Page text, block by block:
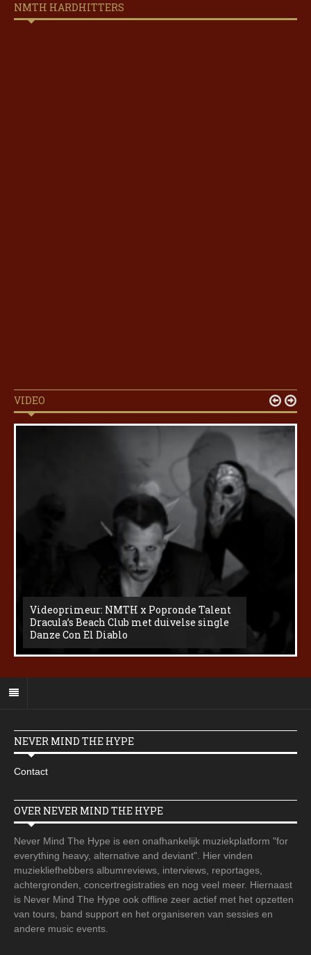
NMTH HARDHITTERS
VIDEO
Videoprimeur: NMTH x Popronde Talent
Dracula’s Beach Club met duivelse single
Danze Con El Diablo
 
NEVER MIND THE HYPE
Contact
OVER NEVER MIND THE HYPE
Never Mind The Hype is een onafhankelijk muziekplatform "for
everything heavy, alternative and deviant". Hier vinden
muziekliefhebbers albumreviews, interviews, reportages,
achtergronden, concertregistraties en nog veel meer. Hiernaast
is Never Mind The Hype ook offline zeer actief met het opzetten
van tours, band support en het organiseren van sessies en
andere music events.